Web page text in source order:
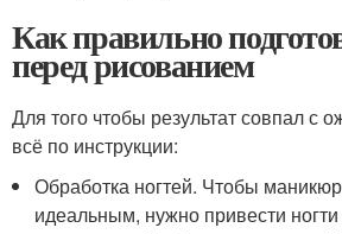
Как правильно
перед рисованием
Для того чтобы результат совпал с
всё по инструкции:
Обработка ногтей. Чтобы
идеальным, нужно привести